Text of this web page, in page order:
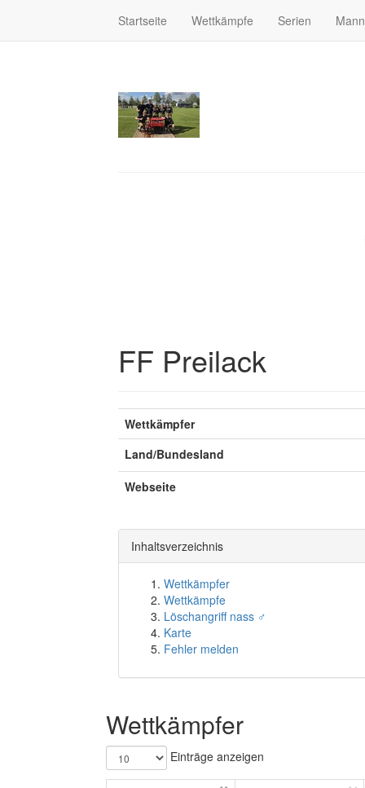
Startseite Wettkämpfe Serien
FF Preilack
Wettkämpfer
Land/Bundesland
Webseite
Inhaltsverzeichnis
Wettkämpfer
Wettkämpfe
Löschangriff nass ♂
Karte
Fehler melden
Wettkämpfer
Einträge anzeigen